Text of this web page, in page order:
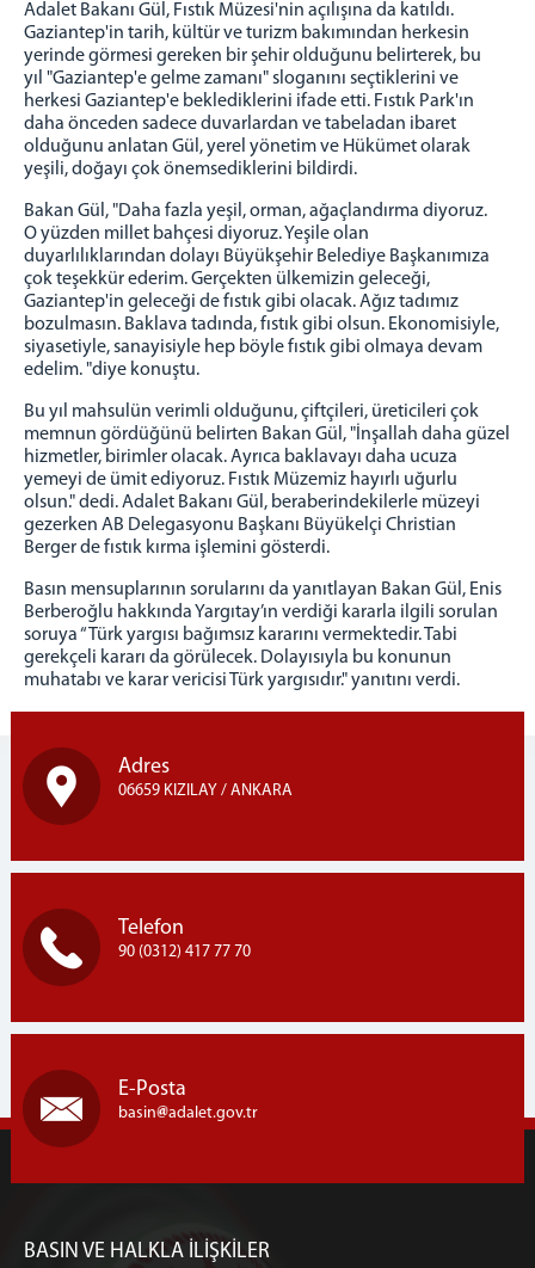
Adalet Bakanı Gül, Fıstık Müzesi'nin açılışına da katıldı.
Gaziantep'in tarih, kültür ve turizm bakımından herkesin
yerinde görmesi gereken bir şehir olduğunu belirterek, bu
yıl "Gaziantep'e gelme zamanı" sloganını seçtiklerini ve
herkesi Gaziantep'e beklediklerini ifade etti. Fıstık Park'ın
daha önceden sadece duvarlardan ve tabeladan ibaret
olduğunu anlatan Gül, yerel yönetim ve Hükümet olarak
yeşili, doğayı çok önemsediklerini bildirdi.
Bakan Gül, "Daha fazla yeşil, orman, ağaçlandırma diyoruz.
O yüzden millet bahçesi diyoruz. Yeşile olan
duyarlılıklarından dolayı Büyükşehir Belediye Başkanımıza
çok teşekkür ederim. Gerçekten ülkemizin geleceği,
Gaziantep'in geleceği de fıstık gibi olacak. Ağız tadımız
bozulmasın. Baklava tadında, fıstık gibi olsun. Ekonomisiyle,
siyasetiyle, sanayisiyle hep böyle fıstık gibi olmaya devam
edelim. "diye konuştu.
Bu yıl mahsulün verimli olduğunu, çiftçileri, üreticileri çok
memnun gördüğünü belirten Bakan Gül, "İnşallah daha güzel
hizmetler, birimler olacak. Ayrıca baklavayı daha ucuza
yemeyi de ümit ediyoruz. Fıstık Müzemiz hayırlı uğurlu
olsun." dedi. Adalet Bakanı Gül, beraberindekilerle müzeyi
gezerken AB Delegasyonu Başkanı Büyükelçi Christian
Berger de fıstık kırma işlemini gösterdi.
Basın mensuplarının sorularını da yanıtlayan Bakan Gül, Enis
Berberoğlu hakkında Yargıtay’ın verdiği kararla ilgili sorulan
soruya “Türk yargısı bağımsız kararını vermektedir. Tabi
gerekçeli kararı da görülecek. Dolayısıyla bu konunun
muhatabı ve karar vericisi Türk yargısıdır." yanıtını verdi.
Adres
06659 KIZILAY / ANKARA
Telefon
90 (0312) 417 77 70
E-Posta
basin adalet.gov.tr
BASIN VE HALKLA İLİŞKİLER